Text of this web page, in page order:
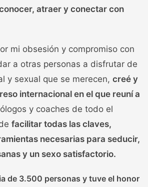
atraer y conectar con
mi obsesión y compromiso con
a otras personas a disfrutar de
y sexual que se merecen, creé y
internacional en el que reuní a
y coaches de todo el
facilitar todas las claves,
necesarias para seducir,
y un sexo satisfactorio.
de 3.500 personas y tuve el honor